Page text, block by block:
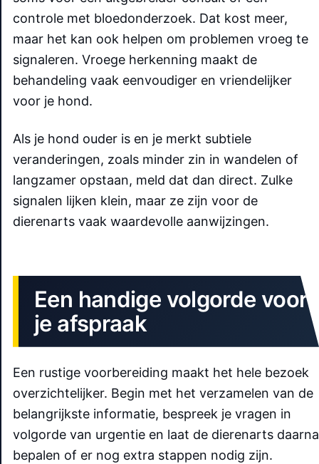
controle met bloedonderzoek. Dat kost meer,
maar het kan ook helpen om problemen vroeg te
signaleren. Vroege herkenning maakt de
behandeling vaak eenvoudiger en vriendelijker
voor je hond.
Als je hond ouder is en je merkt subtiele
veranderingen, zoals minder zin in wandelen of
langzamer opstaan, meld dat dan direct. Zulke
signalen lijken klein, maar ze zijn voor de
dierenarts vaak waardevolle aanwijzingen.
Een handige volgorde voor
je afspraak
Een rustige voorbereiding maakt het hele bezoek
overzichtelijker. Begin met het verzamelen van de
belangrijkste informatie, bespreek je vragen in
volgorde van urgentie en laat de dierenarts daarna
bepalen of er nog extra stappen nodig zijn.